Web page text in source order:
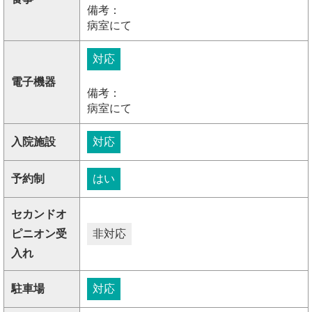
備考：
病室にて
電子機器
対応
備考：
病室にて
入院施設 対応
予約制 はい
セカンドオ
ピニオン受
入れ
非対応
駐車場 対応